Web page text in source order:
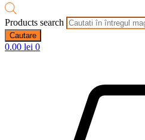
Products search
Cautare
0.00 lei 0